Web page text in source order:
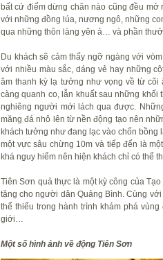
bất cứ điểm dừng chân nào cũng đều mở
với những đồng lúa, nương ngô, những
qua những thôn làng yên ả… và phần
Du khách sẽ cảm thấy ngỡ ngàng với
với nhiều màu sắc, dáng vẻ hay những
âm thanh kỳ lạ tưởng như vọng về từ cõi
càng quanh co, lẫn khuất sau những khối
nghiêng người mới lách qua được.
măng đá nhô lên từ nền động tạo nên
khách tưởng như đang lạc vào chốn
một vực sâu chừng 10m và tiếp đến là
khá nguy hiểm nên hiện khách chỉ có thể
Tiên Sơn quả thực là một kỳ công của
tặng cho người dân Quảng Bình. Cùng
thể thiếu trong hành trình khám phá
giới…
Một số hình ảnh về động Tiên Sơn